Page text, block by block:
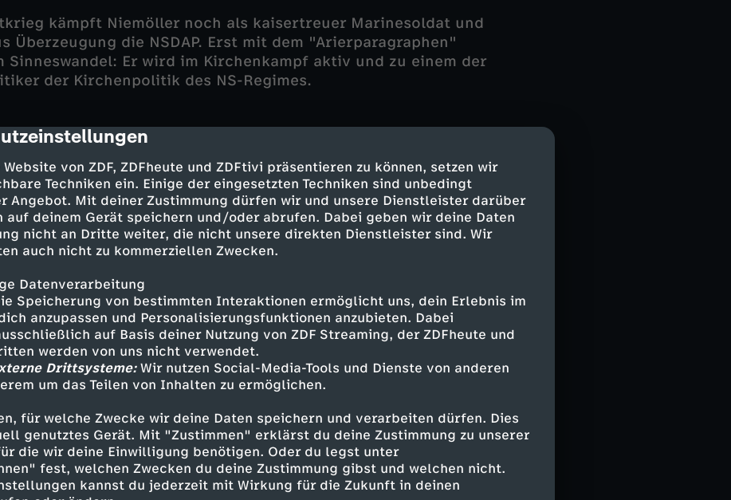
von ZDF, ZDFheute und ZDFtivi präsentieren zu können, setzen wir
Techniken ein. Einige der eingesetzten Techniken sind unbedingt
Angebot. Mit deiner Zustimmung dürfen wir und unsere Dienstleister darüber
auf deinem Gerät speichern und/oder abrufen. Dabei geben wir deine Daten
nicht an Dritte weiter, die nicht unsere direkten Dienstleister sind. Wir
auch nicht zu kommerziellen Zwecken.
Datenverarbeitung
Speicherung von bestimmten Interaktionen ermöglicht uns, dein Erlebnis im
anzupassen und Personalisierungsfunktionen anzubieten. Dabei
auf Basis deiner Nutzung von ZDF Streaming, der ZDFheute und
werden von uns nicht verwendet.
Drittsysteme:Wir nutzen Social-Media-Tools und Dienste von anderen
um das Teilen von Inhalten zu ermöglichen.
für welche Zwecke wir deine Daten speichern und verarbeiten dürfen. Dies
genutztes Gerät. Mit "Zustimmen" erklärst du deine Zustimmung zu unserer
die wir deine Einwilligung benötigen. Oder du legst unter
fest, welchen Zwecken du deine Zustimmung gibst und welchen nicht.
kannst du jederzeit mit Wirkung für die Zukunft in deinen
kämpft Niemöller noch als kaisertreuer Marinesoldat und
Überzeugung die NSDAP. Erst mit dem "Arierparagraphen"
Sinneswandel: Er wird im Kirchenkampf aktiv und zu einem der
der Kirchenpolitik des NS-Regimes.
zum politischen Nationalsozialismus und der Rassenideologie
1934 gründet er die "Bekennende Kirche" und wird dafür im
interniert. Nach dem Zweiten Weltkrieg entwickelt sich
und mehr zum glühenden Pazifisten und gilt noch heute als
Vertreter der deutschen Friedensbewegung. 1945
des Rates der "Evangelischen Kirchen in Deutschland"
Präsidenten des Kirchlichen Außenamts.
Interviews
Niemöller in "Zur Person" über Polemik, späte Einsichten
auf Meinungsänderung. Gemeinsam mit Interviewer Günter
Militärdienst und das spätere Theologiestudium bis hin zur
dem Pazifismus und dem Widerstand gegen atomare
zeigt sich das Bild eines bewegten Lebenswegs.